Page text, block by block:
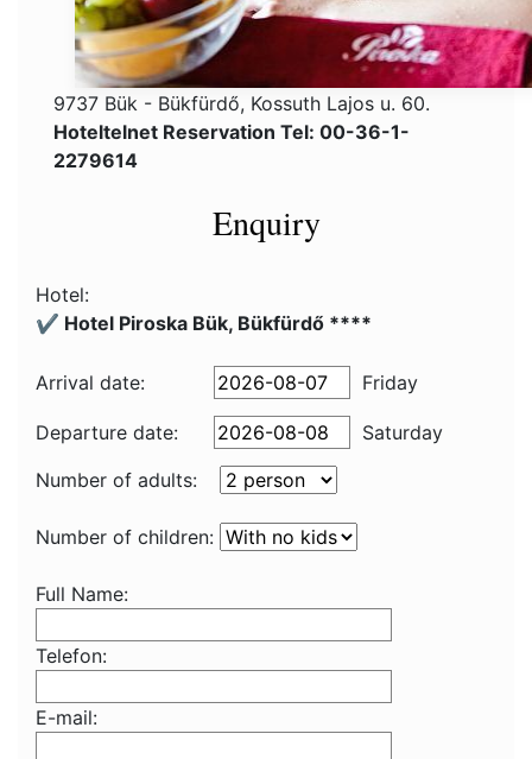
9737 Bük - Bükfürdő, Kossuth Lajos u. 60.
Hoteltelnet Reservation Tel: 00-36-1-
2279614
Enquiry
Hotel:
✔️ Hotel Piroska Bük, Bükfürdő ****
Arrival date: Friday
Departure date:
Saturday
Number of adults:
Number of children:
Full Name:
Telefon:
E-mail: